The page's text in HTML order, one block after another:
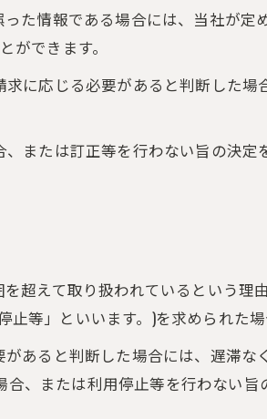
た情報である場合には、当社が
ができます。
に応じる必要があると判断した
または訂正等を行わない旨の決定
超えて取り扱われているという
等」といいます。)を求められた
あると判断した場合には、遅滞な
、または利用停止等を行わない